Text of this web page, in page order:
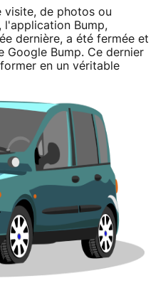
visite, de photos ou
l'application Bump,
dernière, a été fermée et
Google Bump. Ce dernier
en un véritable